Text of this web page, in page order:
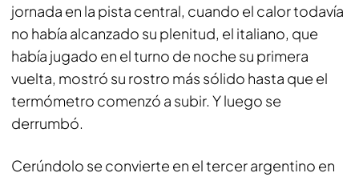
jornada en la pista central, cuando el calor todavía
no había alcanzado su plenitud, el italiano, que
había jugado en el turno de noche su primera
vuelta, mostró su rostro más sólido hasta que el
termómetro comenzó a subir. Y luego se
derrumbó.
Cerúndolo se convierte en el tercer argentino en